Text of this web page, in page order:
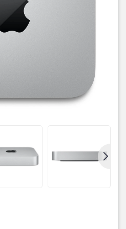
được chế tác hoàn toàn 100% từ
giúp tiết giảm chi phí sản xuất,